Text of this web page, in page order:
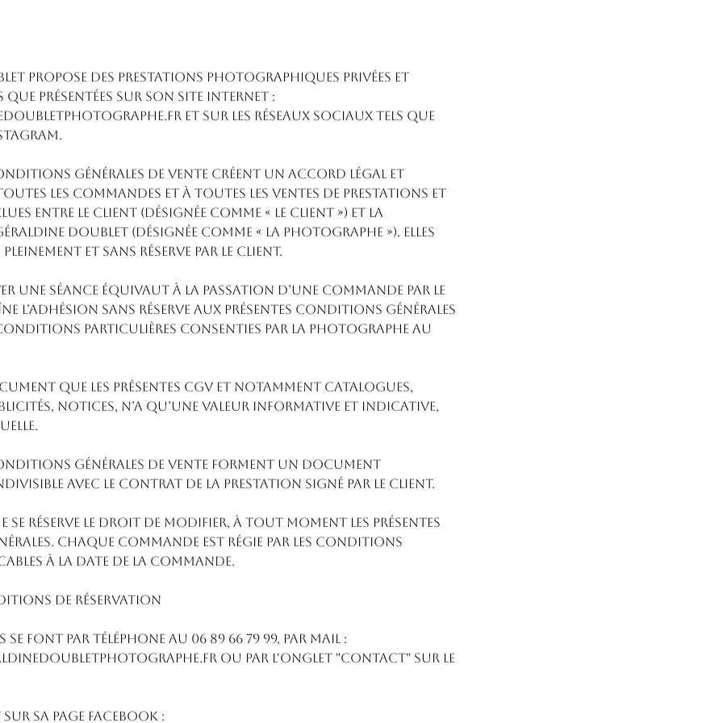
propose des prestations photographiques privées et
que présentées sur son site Internet :
et sur les réseaux sociaux tels que
générales de vente créent un accord légal et
les commandes et à toutes les ventes de prestations et
entre le client (désignée comme « le client ») et la
Doublet (désignée comme « la Photographe »). Elles
et sans réserve par le client.
une séance équivaut à la passation d’une commande par le
l’adhésion sans réserve aux présentes conditions générales
particulières consenties par la Photographe au
que les présentes CGV et notamment catalogues,
notices, n’a qu’une valeur informative et indicative,
générales de vente forment un document
avec le contrat de la prestation signé par le client.
se réserve le droit de modifier, à tout moment les présentes
Chaque commande est régie par les conditions
à la date de la commande.
DE RÉSERVATION
se font par téléphone au 06 89 66 79 99, par mail :
ou par l'onglet "contact" sur le
sur sa page facebook :